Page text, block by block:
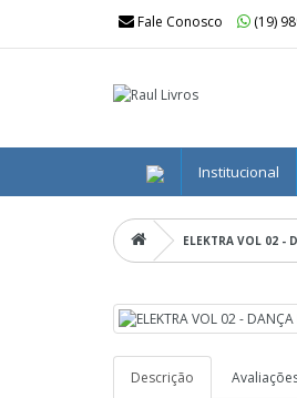
Fale Conosco (19)
Institucional
ELEKTRA VOL 02 -
Descrição